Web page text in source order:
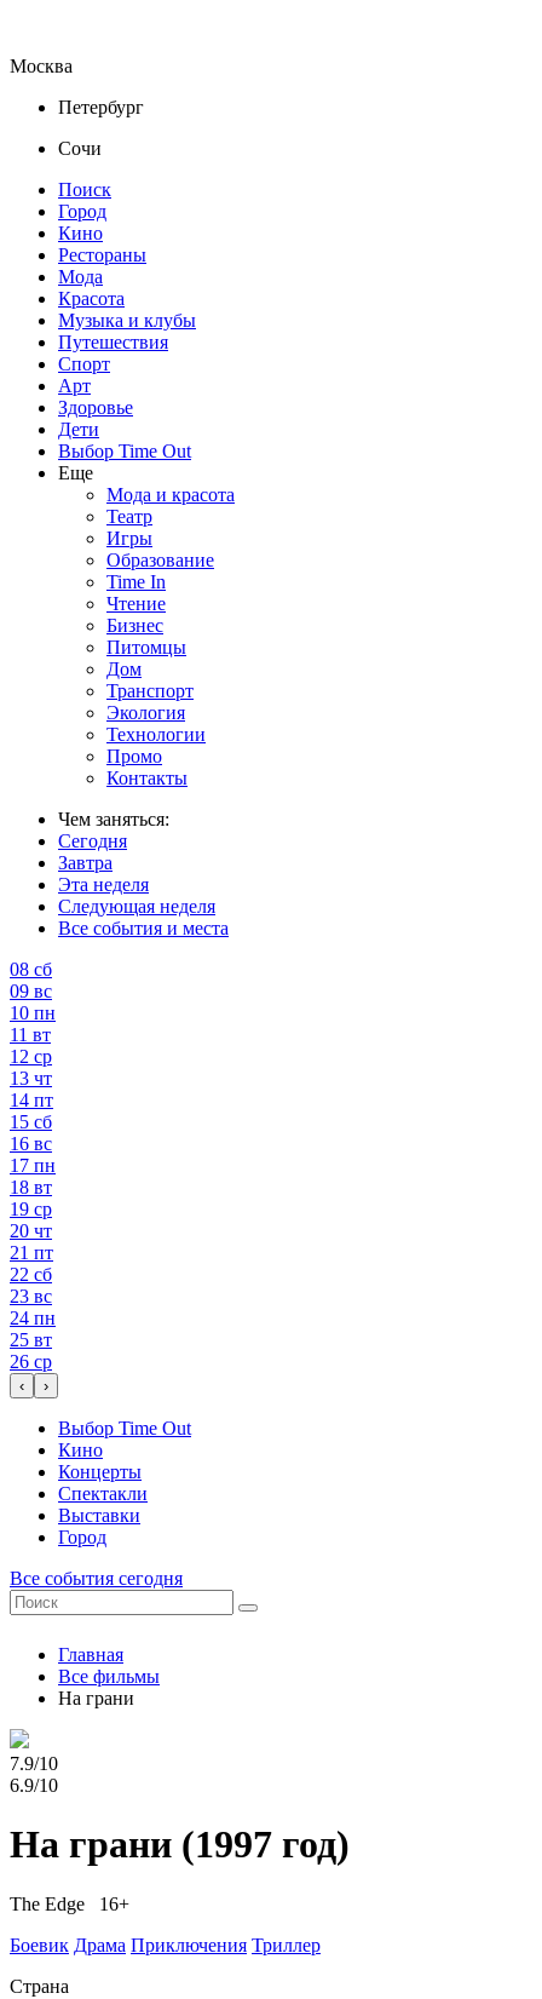
Москва
Петербург
Сочи
Поиск
Город
Кино
Рестораны
Мода
Красота
Музыка и клубы
Путешествия
Спорт
Арт
Здоровье
Дети
Выбор Time Out
Еще
Мода и красота
Театр
Игры
Образование
Time In
Чтение
Бизнес
Питомцы
Дом
Транспорт
Экология
Технологии
Промо
Контакты
Чем заняться:
Сегодня
Завтра
Эта неделя
Следующая неделя
Все события и места
08 сб
09 вс
10 пн
11 вт
12 ср
13 чт
14 пт
15 сб
16 вс
17 пн
18 вт
19 ср
20 чт
21 пт
22 сб
23 вс
24 пн
25 вт
26 ср
‹ ›
Выбор Time Out
Кино
Концерты
Спектакли
Выставки
Город
Все события сегодня
Главная
Все фильмы
На грани
7.9/10
6.9/10
На грани (1997 год)
The Edge 16+
Боевик Драма Приключения Триллер
Страна